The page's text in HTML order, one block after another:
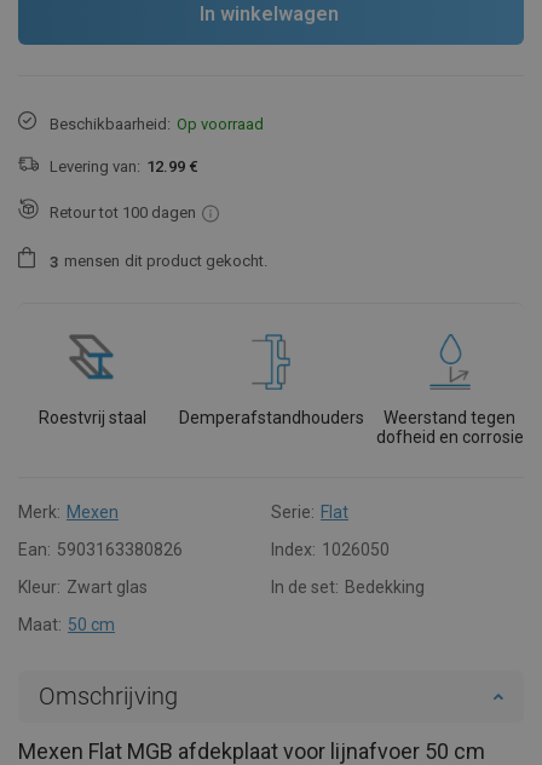
In winkelwagen
Beschikbaarheid: Op voorraad
Levering van: 12.99 €
Retour tot 100 dagen
3 mensen dit product gekocht.
Roestvrij staal Demperafstandhouders
Weerstand tegen
dofheid en corrosie
Merk: Mexen Serie: Flat
Ean: 5903163380826 Index: 1026050
Kleur: Zwart glas In de set: Bedekking
Maat: 50 cm
Omschrijving
Mexen Flat MGB afdekplaat voor lijnafvoer 50 cm